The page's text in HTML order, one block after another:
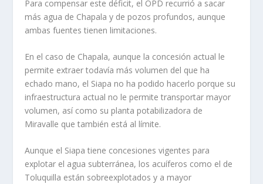
Para compensar este déficit, el OPD recurrió a sacar
más agua de Chapala y de pozos profundos, aunque
ambas fuentes tienen limitaciones.
En el caso de Chapala, aunque la concesión actual le
permite extraer todavía más volumen del que ha
echado mano, el Siapa no ha podido hacerlo porque su
infraestructura actual no le permite transportar mayor
volumen, así como su planta potabilizadora de
Miravalle que también está al límite.
Aunque el Siapa tiene concesiones vigentes para
explotar el agua subterránea, los acuíferos como el de
Toluquilla están sobreexplotados y a mayor